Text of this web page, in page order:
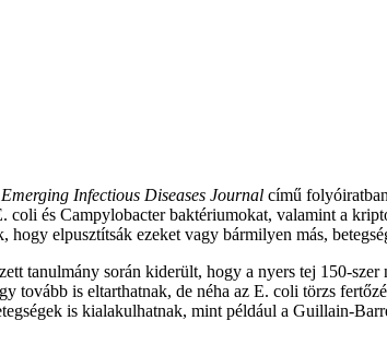
Emerging Infectious Diseases Journal című
és Campylobacter baktériumokat, valamint a
elpusztítsák ezeket vagy bármilyen más,
során kiderült, hogy a nyers tej 150-szer
is eltarthatnak, de néha az E. coli törzs
is kialakulhatnak, mint például a Guillain-